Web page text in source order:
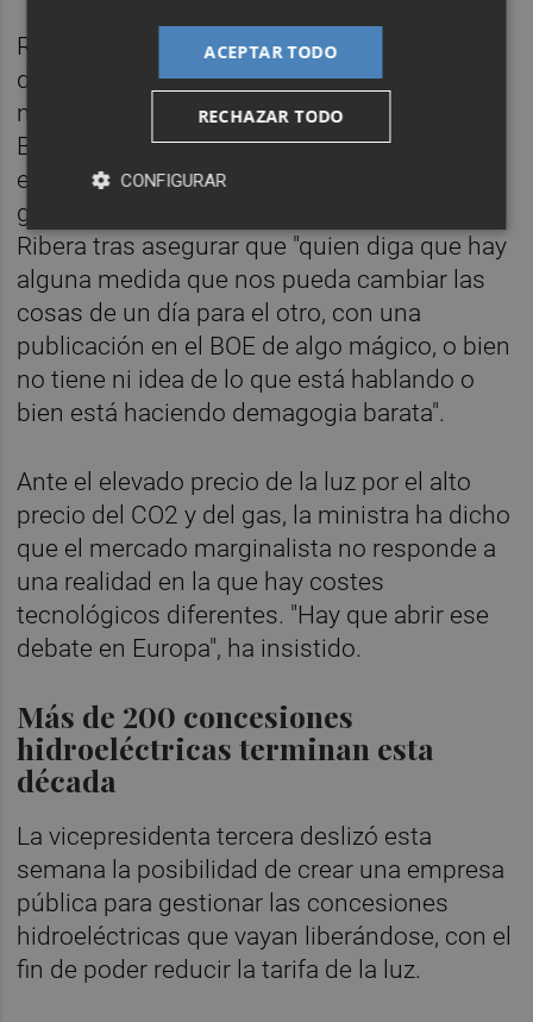
Ribera ha insistido en que el elevado precio
de la luz actual no puede resolverse "de la
noche a la mañana", ni con un decreto en el
Boletín Oficial del Estado (BOE). "Decir que
esto se resuelve con un decreto ley es
generar una falsa expectativa", ha dicho
Ribera tras asegurar que "quien diga que hay
alguna medida que nos pueda cambiar las
cosas de un día para el otro, con una
publicación en el BOE de algo mágico, o bien
no tiene ni idea de lo que está hablando o
bien está haciendo demagogia barata".
Ante el elevado precio de la luz por el alto
precio del CO2 y del gas, la ministra ha dicho
que el mercado marginalista no responde a
una realidad en la que hay costes
tecnológicos diferentes. "Hay que abrir ese
debate en Europa", ha insistido.
Más de 200 concesiones
hidroeléctricas terminan esta
década
La vicepresidenta tercera deslizó esta
semana la posibilidad de crear una empresa
pública para gestionar las concesiones
hidroeléctricas que vayan liberándose, con el
fin de poder reducir la tarifa de la luz.
ACEPTAR TODO
RECHAZAR TODO
CONFIGURAR